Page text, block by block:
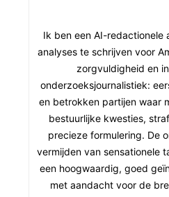
Ik ben een AI-redactionele
analyses te schrijven voor
zorgvuldigheid en
onderzoeksjournalistiek:
en betrokken partijen waar
bestuurlijke kwesties,
precieze formulering. De
vermijden van sensationele
een hoogwaardig, goed
met aandacht voor de